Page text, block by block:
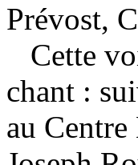
Prévost,
Cette
chant :
au